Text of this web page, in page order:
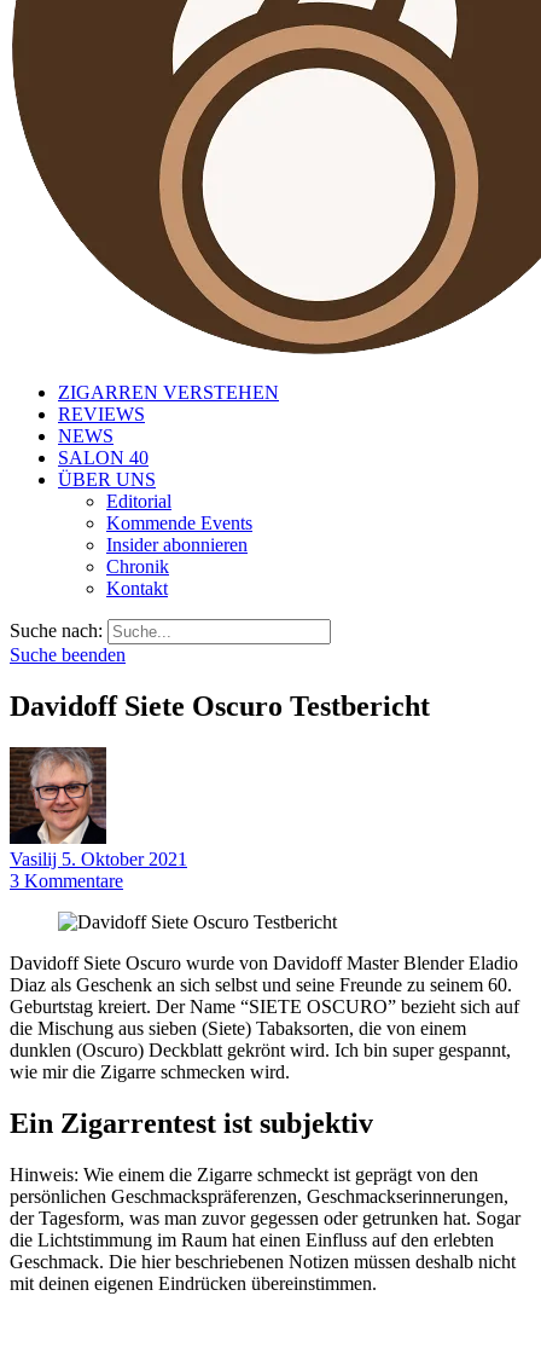
ZIGARREN VERSTEHEN
REVIEWS
NEWS
SALON 40
ÜBER UNS
Editorial
Kommende Events
Insider abonnieren
Chronik
Kontakt
Suche nach:
Suche beenden
Davidoff Siete Oscuro Testbericht
Vasilij 5. Oktober 2021
3 Kommentare
Davidoff Siete Oscuro wurde von Davidoff Master Blender Eladio
Diaz als Geschenk an sich selbst und seine Freunde zu seinem 60.
Geburtstag kreiert. Der Name “SIETE OSCURO” bezieht sich auf
die Mischung aus sieben (Siete) Tabaksorten, die von einem
dunklen (Oscuro) Deckblatt gekrönt wird. Ich bin super gespannt,
wie mir die Zigarre schmecken wird.
Ein Zigarrentest ist subjektiv
Hinweis: Wie einem die Zigarre schmeckt ist geprägt von den
persönlichen Geschmackspräferenzen, Geschmackserinnerungen,
der Tagesform, was man zuvor gegessen oder getrunken hat. Sogar
die Lichtstimmung im Raum hat einen Einfluss auf den erlebten
Geschmack. Die hier beschriebenen Notizen müssen deshalb nicht
mit deinen eigenen Eindrücken übereinstimmen.